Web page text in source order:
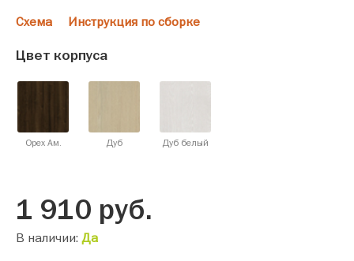
Схема Инструкция по сборке
Цвет корпуса
Орех Ам. Дуб Дуб белый
1 910 руб.
В наличии: Да